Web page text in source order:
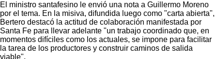
El ministro santafesino le envió una nota a Guillermo Moreno
por el tema. En la misiva, difundida luego como "carta abierta",
Bertero destacó la actitud de colaboración manifestada por
Santa Fe para llevar adelante "un trabajo coordinado que, en
momentos difíciles como los actuales, se impone para facilitar
la tarea de los productores y construir caminos de salida
viable".